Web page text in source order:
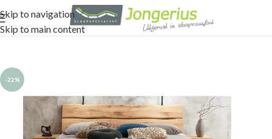
Skip to navigation
Skip to main content
-22%